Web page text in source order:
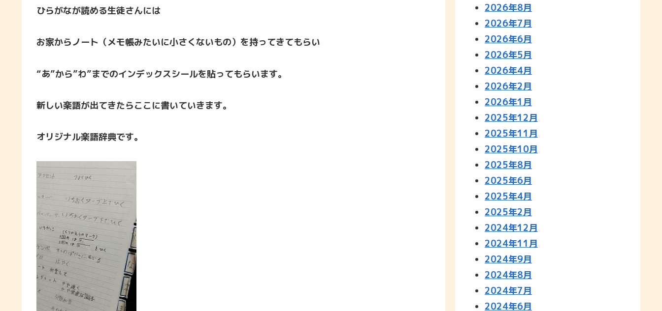
ひらがなが読める生徒さんには
お家からノート（メモ帳みたいに小さくないもの）を持ってきてもらい
“あ”から”わ”までのインデックスシールを貼ってもらいます。
新しい楽語が出てきたらここに書いていきます。
オリジナル楽語辞典です。
2026年8月
2026年7月
2026年6月
2026年5月
2026年4月
2026年2月
2026年1月
2025年12月
2025年11月
2025年10月
2025年8月
2025年6月
2025年4月
2025年2月
2024年12月
2024年11月
2024年9月
2024年8月
2024年7月
2024年6月